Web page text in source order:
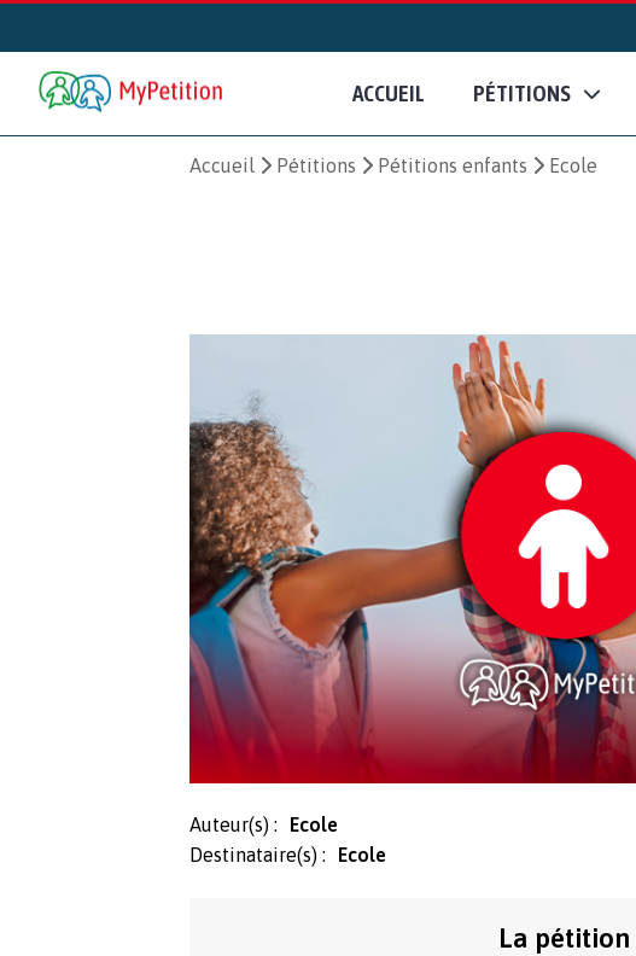
ACCUEIL PÉTITIONS
Accueil Pétitions Pétitions enfants Ecole
Auteur(s) :
Ecole
Destinataire(s) :
Ecole
La pétition